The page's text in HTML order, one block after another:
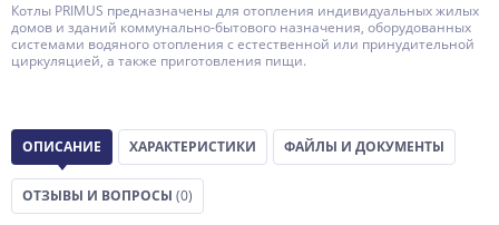
Котлы PRIMUS предназначены для отопления индивидуальных жилых
домов и зданий коммунально-бытового назначения, оборудованных
системами водяного отопления с естественной или принудительной
циркуляцией, а также приготовления пищи.
ОПИСАНИЕ ХАРАКТЕРИСТИКИ ФАЙЛЫ И ДОКУМЕНТЫ
ОТЗЫВЫ И ВОПРОСЫ (0)